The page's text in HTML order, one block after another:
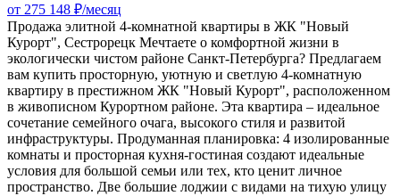
от 275 148 ₽/месяц
Продажа элитной 4-комнатной квартиры в ЖК "Новый
Курорт", Сестрорецк Мечтаете о комфортной жизни в
экологически чистом районе Санкт-Петербурга? Предлагаем
вам купить просторную, уютную и светлую 4-комнатную
квартиру в престижном ЖК "Новый Курорт", расположенном
в живописном Курортном районе. Эта квартира – идеальное
сочетание семейного очага, высокого стиля и развитой
инфраструктуры. Продуманная планировка: 4 изолированные
комнаты и просторная кухня-гостиная создают идеальные
условия для большой семьи или тех, кто ценит личное
пространство. Две большие лоджии с видами на тихую улицу